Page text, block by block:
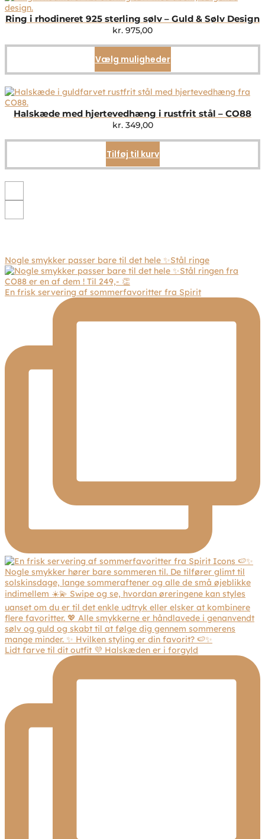
Ring i rhodineret 925 sterling sølv – Guld & Sølv Design
kr. 975,00
Vælg mulighederDette
vare
flere
Mulighederne
på
Halskæde med hjertevedhæng i rustfrit stål – CO88
kr.349,00
Tilføj til kurv
Nogle smykker passer bare til det hele ✨Stål ringe
En frisk servering af sommerfavoritter fra Spirit
Lidt farve til dit outfit 💜 Halskæden er i forgyld